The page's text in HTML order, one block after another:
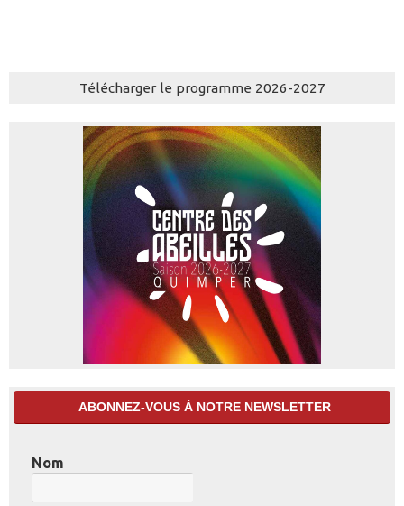
Télécharger le programme 2026-2027
ABONNEZ-VOUS À NOTRE NEWSLETTER
Nom